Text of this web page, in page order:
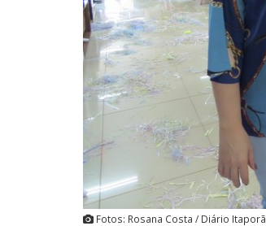
Fotos: Rosana Costa / Diário Itaporã